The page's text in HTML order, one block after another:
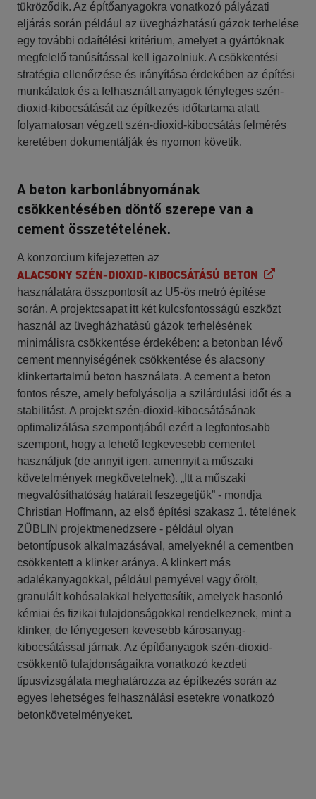
tükröződik. Az építőanyagokra vonatkozó pályázati
eljárás során például az üvegházhatású gázok terhelése
egy további odaítélési kritérium, amelyet a gyártóknak
megfelelő tanúsítással kell igazolniuk. A csökkentési
stratégia ellenőrzése és irányítása érdekében az építési
munkálatok és a felhasznált anyagok tényleges szén-
dioxid-kibocsátását az építkezés időtartama alatt
folyamatosan végzett szén-dioxid-kibocsátás felmérés
keretében dokumentálják és nyomon követik.
A beton karbonlábnyomának
csökkentésében döntő szerepe van a
cement összetételének.
A konzorcium kifejezetten az
ALACSONY SZÉN-DIOXID-KIBOCSÁTÁSÚ BETON
használatára összpontosít az U5-ös metró építése
során. A projektcsapat itt két kulcsfontosságú eszközt
használ az üvegházhatású gázok terhelésének
minimálisra csökkentése érdekében: a betonban lévő
cement mennyiségének csökkentése és alacsony
klinkertartalmú beton használata. A cement a beton
fontos része, amely befolyásolja a szilárdulási időt és a
stabilitást. A projekt szén-dioxid-kibocsátásának
optimalizálása szempontjából ezért a legfontosabb
szempont, hogy a lehető legkevesebb cementet
használjuk (de annyit igen, amennyit a műszaki
követelmények megkövetelnek). „Itt a műszaki
megvalósíthatóság határait feszegetjük” - mondja
Christian Hoffmann, az első építési szakasz 1. tételének
ZÜBLIN projektmenedzsere - például olyan
betontípusok alkalmazásával, amelyeknél a cementben
csökkentett a klinker aránya. A klinkert más
adalékanyagokkal, például pernyével vagy őrölt,
granulált kohósalakkal helyettesítik, amelyek hasonló
kémiai és fizikai tulajdonságokkal rendelkeznek, mint a
klinker, de lényegesen kevesebb károsanyag-
kibocsátással járnak. Az építőanyagok szén-dioxid-
csökkentő tulajdonságaikra vonatkozó kezdeti
típusvizsgálata meghatározza az építkezés során az
egyes lehetséges felhasználási esetekre vonatkozó
betonkövetelményeket.